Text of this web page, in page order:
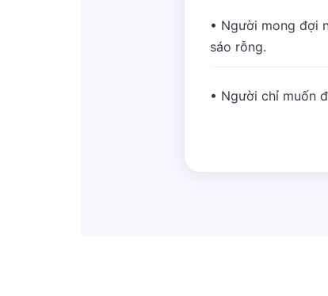
• Người mong đợi
sáo rỗng.
• Người chỉ muốn